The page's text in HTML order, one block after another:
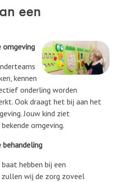
een
omgeving
kennen
onderling worden
Ook draagt het bij aan het
Jouw kind ziet
omgeving.
hebben bij een
zullen wij de zorg zoveel